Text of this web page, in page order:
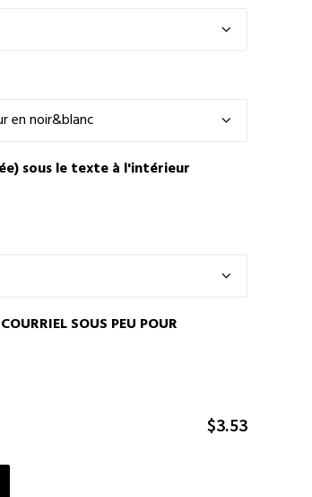
sous le texte à l'intérieur
SOUS PEU POUR
$3.53